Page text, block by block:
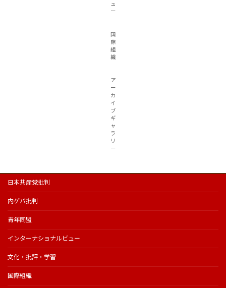
ュ
ー
国
際
組
織
ア
ー
カ
イ
ブ
ギ
ャ
ラ
リ
ー
日本共産党批判
内ゲバ批判
青年同盟
インターナショナルビュー
文化・批評・学習
国際組織